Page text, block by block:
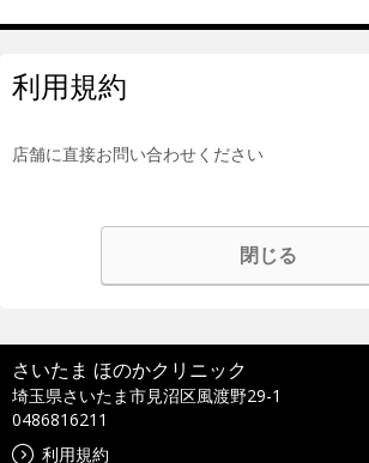
利用規約
店舗に直接お問い合わせください
閉じる
さいたま ほのかクリニック
埼玉県さいたま市見沼区風渡野29-1
0486816211
利用規約